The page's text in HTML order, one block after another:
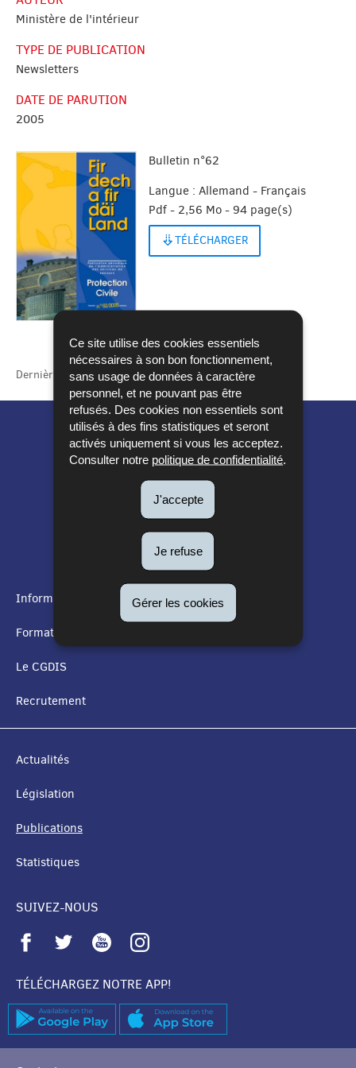
Ce site utilise des cookies essentiels
nécessaires à son bon fonctionnement,
sans usage de données à caractère
personnel, et ne pouvant pas être
refusés. Des cookies non essentiels sont
utilisés à des fins statistiques et seront
activés uniquement si vous les acceptez.
Consulter notre politique de confidentialité
J'accepte
Je refuse
Gérer les cookies
Ministère de l'intérieur
TYPE DE PUBLICATION
Newsletters
DATE DE PARUTION
2005
Bulletin n°62
Langue : Allemand - Français
Pdf - 2,56 Mo - 94 page(s)
TÉLÉCHARGER
Dernière mise à jour16/11/2017
MENU
DE
Informations utiles
Formation
Le CGDIS
Recrutement
Actualités
Législation
Publications
Statistiques
SUIVEZ-NOUS
TÉLÉCHARGEZ NOTRE APP!